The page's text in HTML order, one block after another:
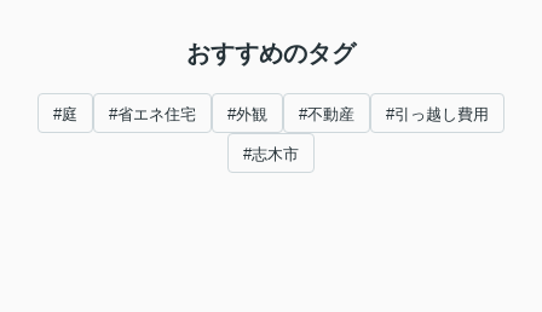
おすすめのタグ
#庭 #省エネ住宅 #外観 #不動産 #引っ越し費用
#志木市